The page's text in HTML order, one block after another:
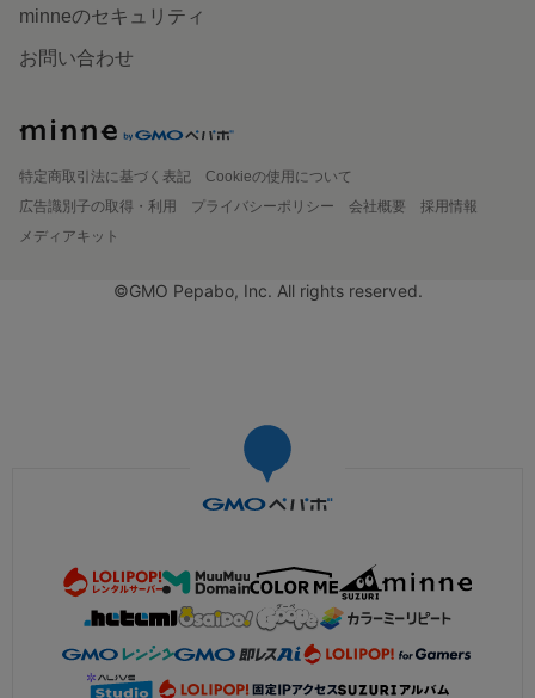
minneのセキュリティ
お問い合わせ
特定商取引法に基づく表記
Cookieの使用について
広告識別子の取得・利用
プライバシーポリシー 会社概要
採用情報
メディアキット
©GMO Pepabo, Inc. All rights reserved.